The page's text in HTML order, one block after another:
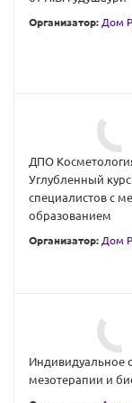
Организатор: Дом
ДПО
Углубленный
специалистов с
образованием
Организатор: Дом
Индивидуальное
мезотерапии и